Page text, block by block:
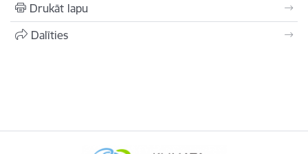
Drukāt lapu
Dalīties